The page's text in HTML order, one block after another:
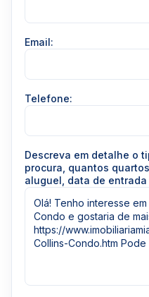
Email:
Telefone:
Descreva em detalhe o
procura, quantos
aluguel, data de entrada